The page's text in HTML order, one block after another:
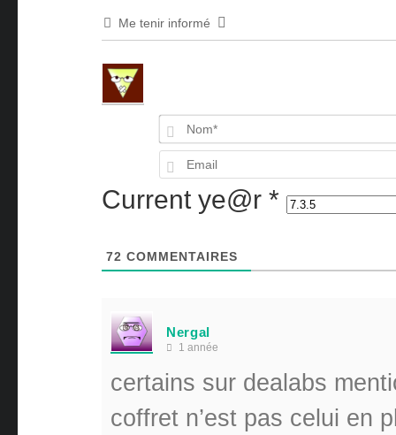
Me tenir informé
Current ye@r *
72 COMMENTAIRES
Nergal
1 année
certains sur dealabs
coffret n’est pas celui en